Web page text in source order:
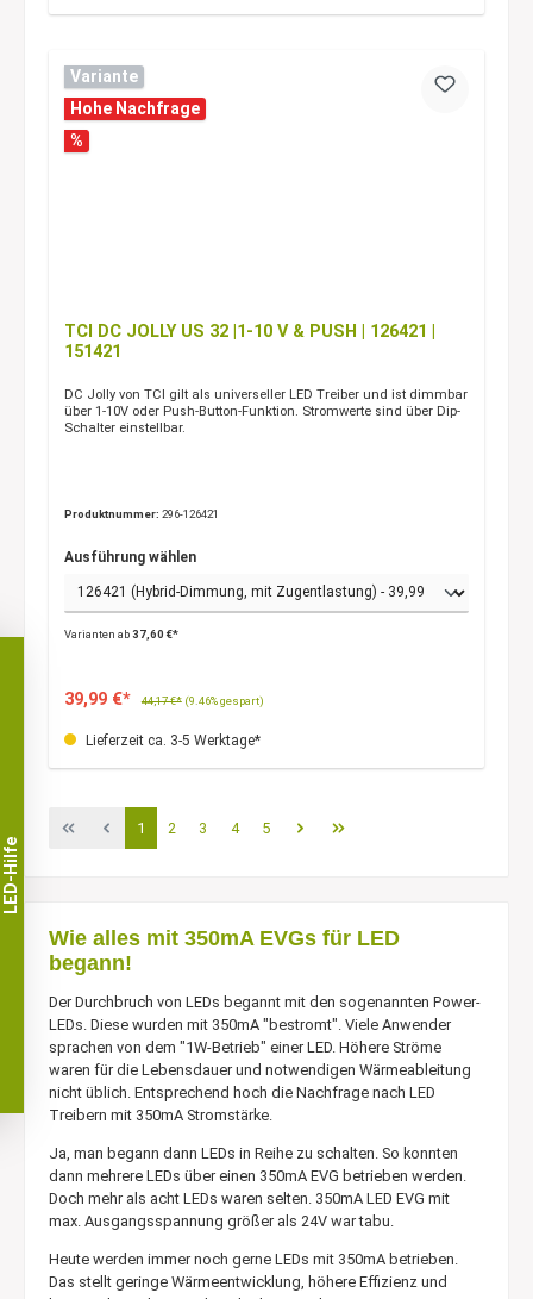
Variante
Hohe Nachfrage
%
TCI DC JOLLY US 32 |1-10 V & PUSH | 126421 |
151421
DC Jolly von TCI gilt als universeller LED Treiber und ist dimmbar
über 1-10V oder Push-Button-Funktion. Stromwerte sind über Dip-
Schalter einstellbar.
Produktnummer: 296-126421
Ausführung wählen
Varianten ab37,60 €*
39,99 €* 44,17 €* (9.46% gespart)
Lieferzeit ca. 3-5 Werktage*
1 2 3 4 5
Wie alles mit 350mA EVGs für LED
begann!
Der Durchbruch von LEDs begannt mit den sogenannten Power-
LEDs. Diese wurden mit 350mA "bestromt". Viele Anwender
sprachen von dem "1W-Betrieb" einer LED. Höhere Ströme
waren für die Lebensdauer und notwendigen Wärmeableitung
nicht üblich. Entsprechend hoch die Nachfrage nach LED
Treibern mit 350mA Stromstärke.
Ja, man begann dann LEDs in Reihe zu schalten. So konnten
dann mehrere LEDs über einen 350mA EVG betrieben werden.
Doch mehr als acht LEDs waren selten. 350mA LED EVG mit
max. Ausgangsspannung größer als 24V war tabu.
Heute werden immer noch gerne LEDs mit 350mA betrieben.
Das stellt geringe Wärmeentwicklung, höhere Effizienz und
LED-Hilfe